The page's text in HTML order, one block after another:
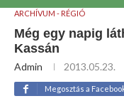
ARCHÍVUM - RÉGIÓ
Még egy napig
Kassán
Admin 2013.05.23.
Megosztás a